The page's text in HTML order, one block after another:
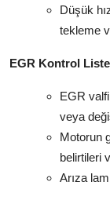
Düşük
tekleme
EGR Kontrol
EGR
veya
Motorun
belirtileri
Arıza